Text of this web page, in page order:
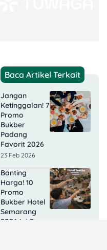
Baca Artikel Terkait
Jangan
Ketinggalan! 7
Promo
Bukber
Padang
Favorit 2026
23 Feb 2026
Banting
Harga! 10
Promo
Bukber Hotel
Semarang
2026 Ini Cuma